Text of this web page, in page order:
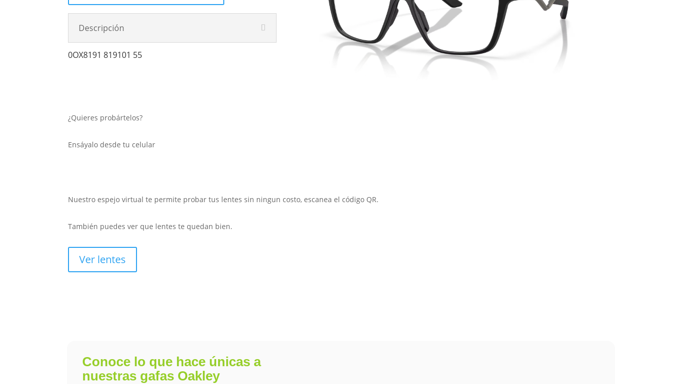
Descripción
0OX8191 819101 55
¿Quieres probártelos?
Ensáyalo desde tu celular
Nuestro espejo virtual te permite probar tus lentes sin ningun costo, escanea el código QR.
También puedes ver que lentes te quedan bien.
Ver lentes
Conoce lo que hace únicas a
nuestras gafas Oakley